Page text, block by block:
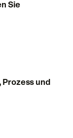
Sie
und